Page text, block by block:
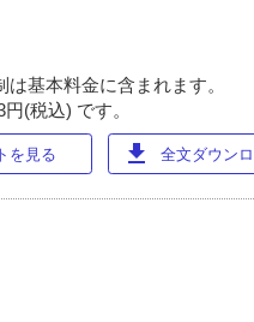
基本料金に含まれます。
(税込) です。
を見る download 全文ダウン